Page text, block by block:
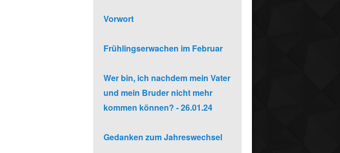
Vorwort
Frühlingserwachen im Februar
Wer bin, ich nachdem mein Vater
und mein Bruder nicht mehr
kommen können? - 26.01.24
Gedanken zum Jahreswechsel